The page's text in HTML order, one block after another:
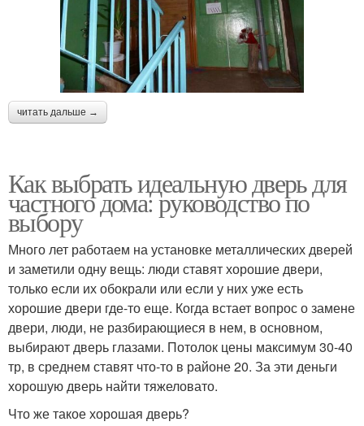
читать дальше →
Как выбрать идеальную дверь для
частного дома: руководство по
выбору
Много лет работаем на установке металлических дверей
и заметили одну вещь: люди ставят хорошие двери,
только если их обокрали или если у них уже есть
хорошие двери где-то еще. Когда встает вопрос о замене
двери, люди, не разбирающиеся в нем, в основном,
выбирают дверь глазами. Потолок цены максимум 30-40
тр, в среднем ставят что-то в районе 20. За эти деньги
хорошую дверь найти тяжеловато.
Что же такое хорошая дверь?